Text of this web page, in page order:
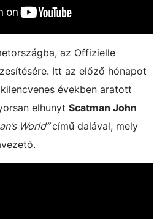
az Offizielle
Itt az előző hónapot
években aratott
elhunyt Scatman John
World”című dalával, mely